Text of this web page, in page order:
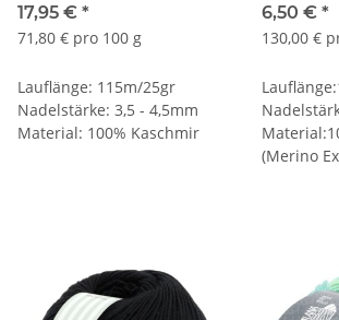
17,95 € *
71,80 € pro 100 g
Lauflänge: 115m/25gr
Nadelstärke: 3,5 - 4,5mm
Material: 100% Kaschmir
6,50 € *
130,00 €
(Merino